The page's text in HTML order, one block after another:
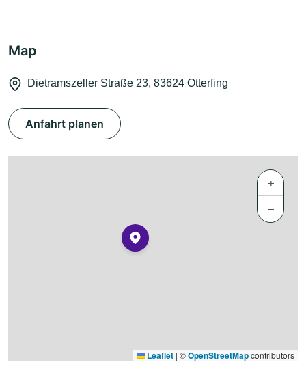
Map
Dietramszeller Straße 23, 83624 Otterfing
Anfahrt planen
+
−
Leaflet | ©OpenStreetMapcontributors